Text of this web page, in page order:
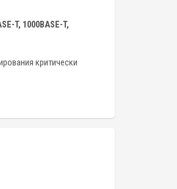
T, 1000BASE-T,
критически